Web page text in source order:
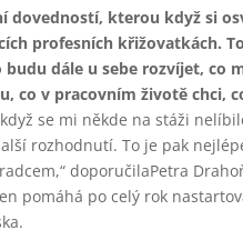
dovedností, kterou když si
profesních křižovatkách.
dále u sebe rozvíjet, co
co v pracovním životě chci,
když se mi někde na stáži
rozhodnutí. To je pak
doporučilaPetra
pomáhá po celý rok